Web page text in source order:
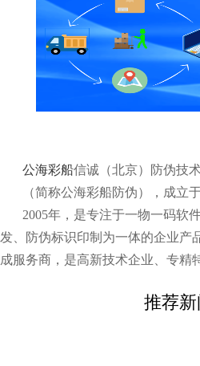
公海彩船信诚（北京）防伪技
（简称公海彩船防伪），成立
2005年，是专注于一物一码软
发、防伪标识印制为一体的企业产
成服务商，是高新技术企业、专精
推荐新